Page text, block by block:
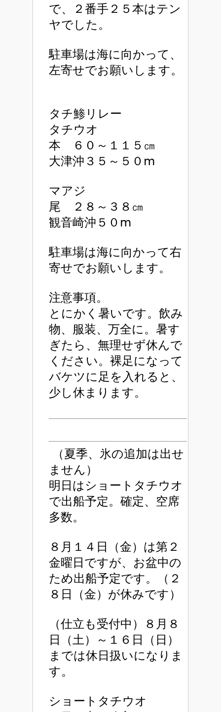
で、２番手２５本はテン
ヤでした。
駐車場は海に向かって、
左寄せでお願いします。
タチ鯵リレー
タチウオ
本 ６０～１１５㎝
大津沖３５～５０ⅿ
マアジ
尾 ２８～３８㎝
観音崎沖５０ⅿ
駐車場は海に向かって右
寄せでお願いします。
注意事項。
とにかく暑いです。飲み
物、服装、万全に。暑す
ぎたら、無理せず休んで
ください。裸足になって
バケツに足を入れると、
少し休まります。
（夏季、氷の追加は出せ
ません）
明日はショートタチウオ
で出船予定。確定、空席
多数。
８月１４日（金）は第２
金曜日ですが、お盆中の
ため出船予定です。（２
８日（金）が休みです）
（仕立も受付中）８月８
日（土）～１６日（日）
までは休日扱いになりま
す。
ショートタチウオ